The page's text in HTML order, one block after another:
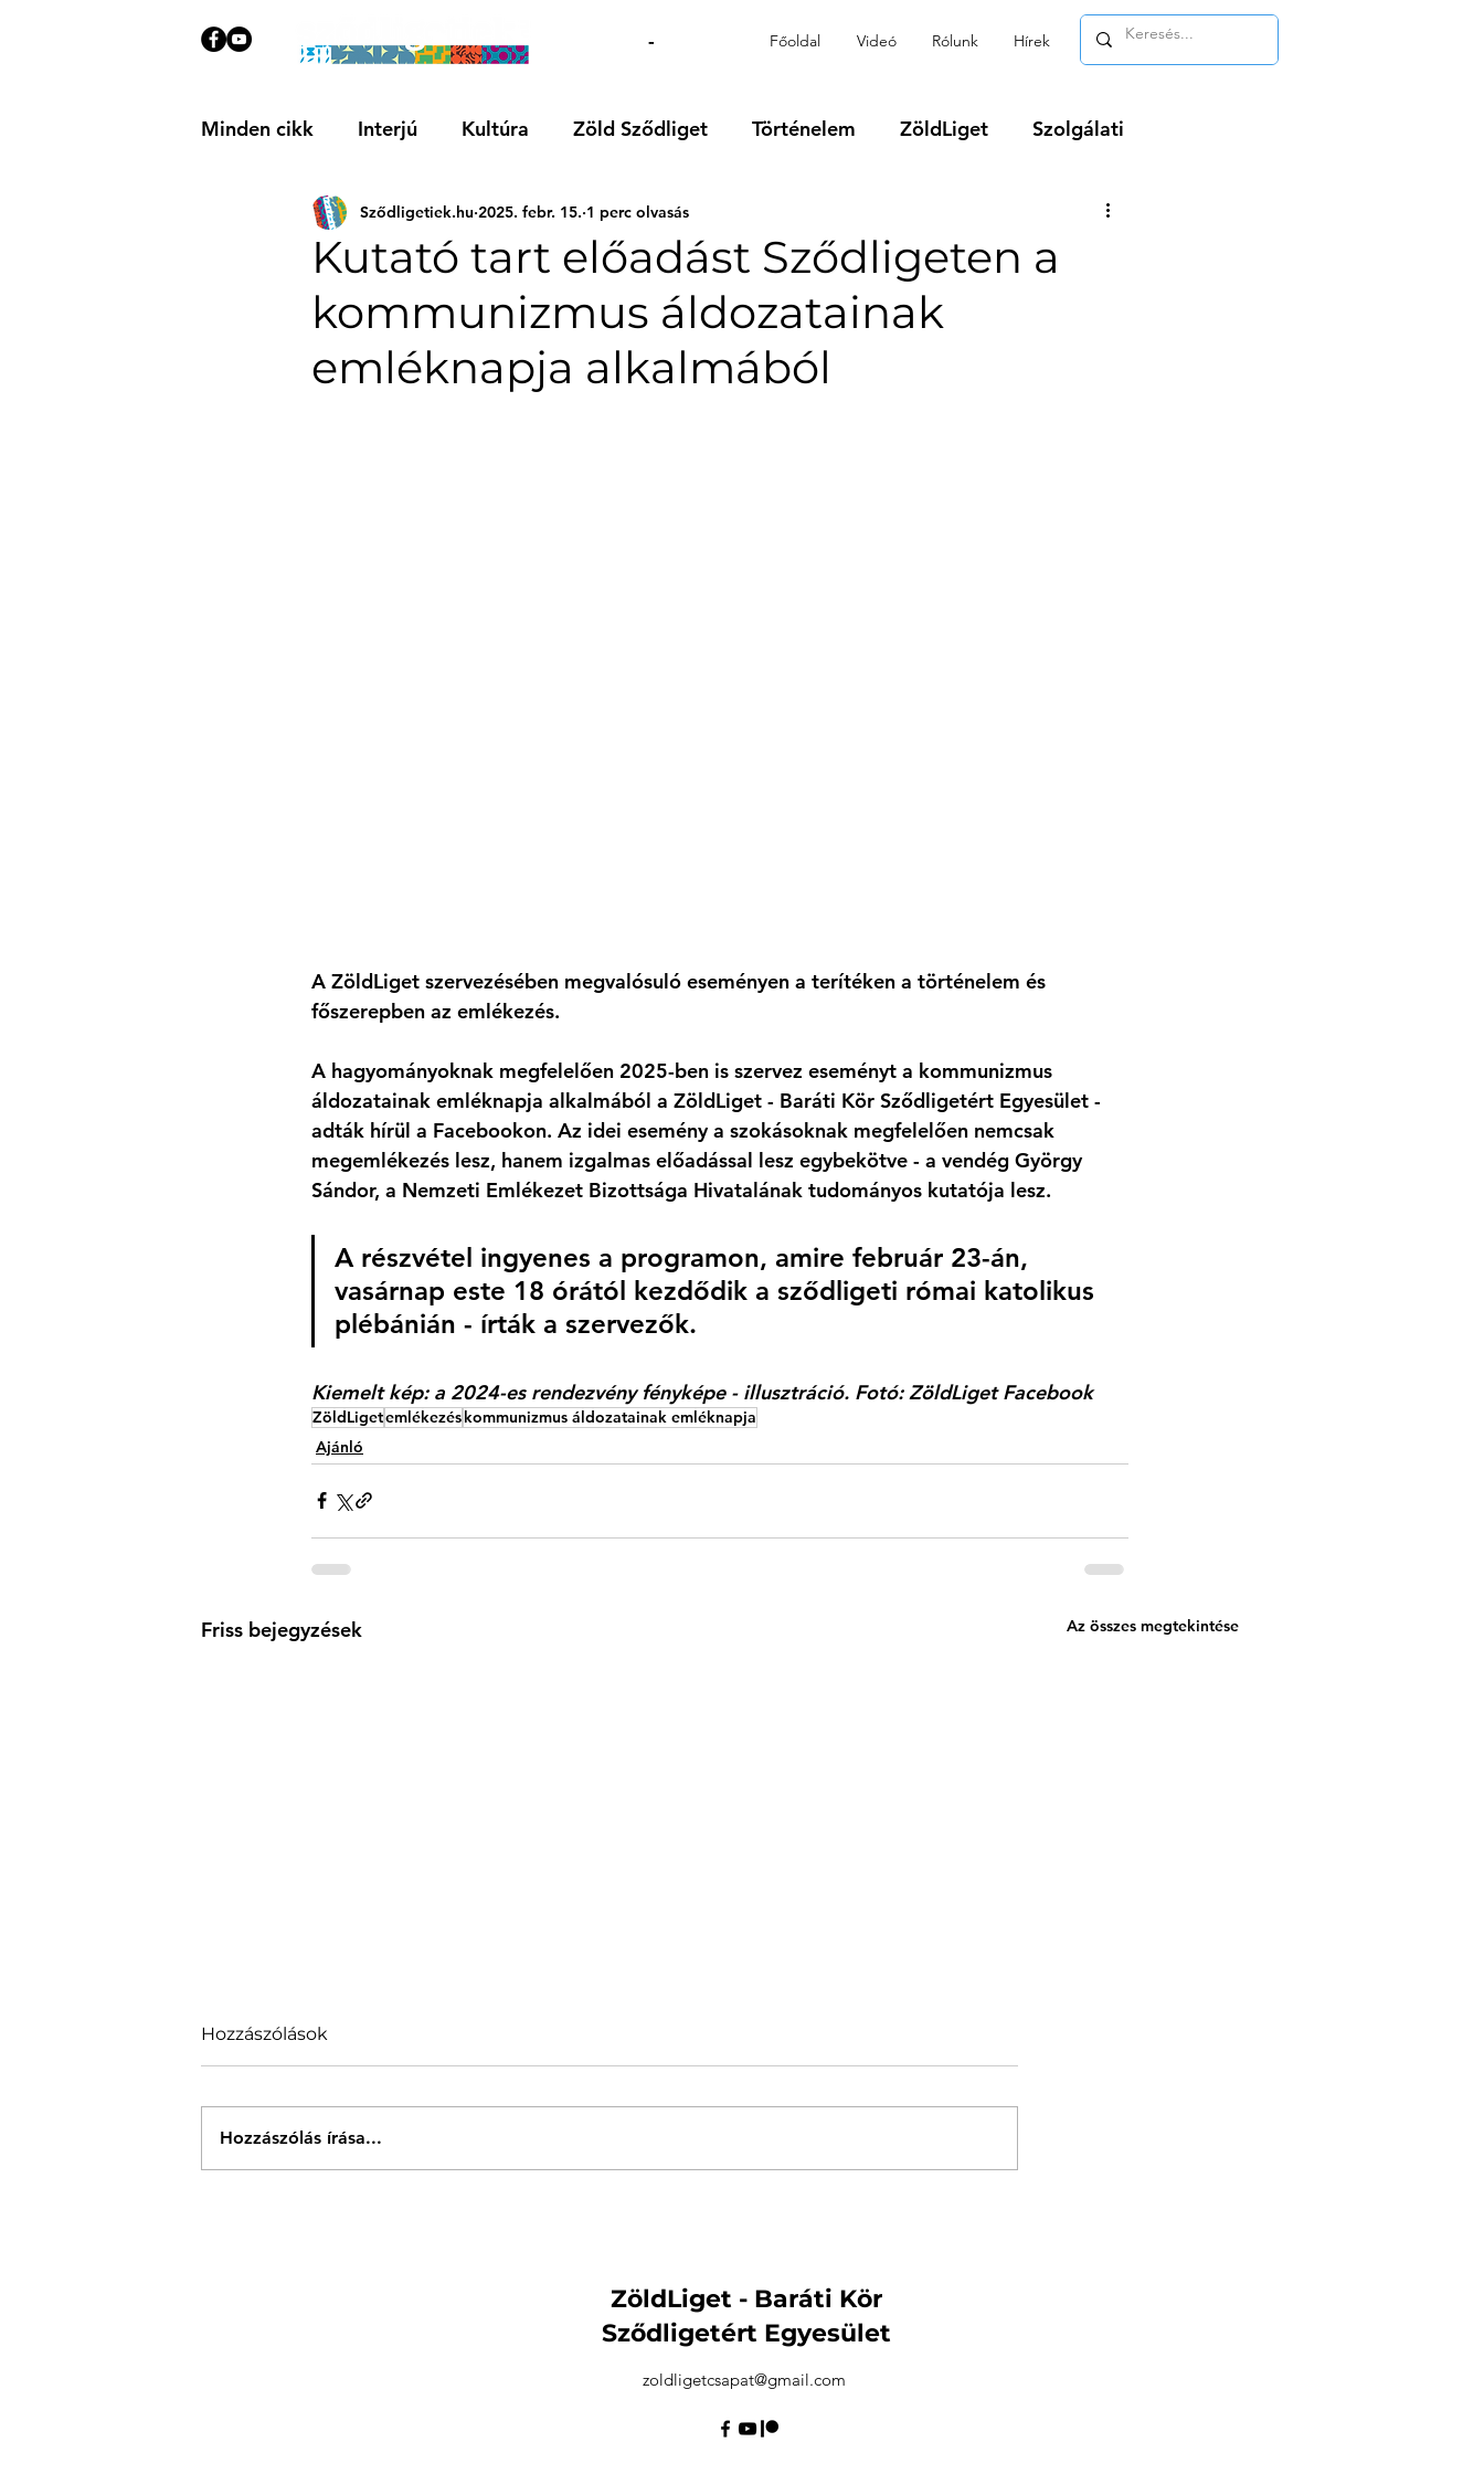
- Főoldal Videó Rólunk Hírek
Minden cikk Interjú Kultúra Zöld Sződliget Történelem ZöldLiget Szolgálati
Közösségi Ajánló Videó Régió VOKS24
Kutató tart előadást Sződligeten a
kommunizmus áldozatainak
emléknapja alkalmából
Sződligetiek.hu 2025. febr. 15. 1 perc olvasás
A ZöldLiget szervezésében megvalósuló eseményen a terítéken a történelem és
főszerepben az emlékezés.
A hagyományoknak megfelelően 2025-ben is szervez eseményt a kommunizmus
áldozatainak emléknapja alkalmából a ZöldLiget - Baráti Kör Sződligetért Egyesület -
adták hírül a Facebookon. Az idei esemény a szokásoknak megfelelően nemcsak
megemlékezés lesz, hanem izgalmas előadással lesz egybekötve - a vendég György
Sándor, a Nemzeti Emlékezet Bizottsága Hivatalának tudományos kutatója lesz.
A részvétel ingyenes a programon, amire február 23-án,
vasárnap este 18 órától kezdődik a sződligeti római katolikus
plébánián - írták a szervezők.
Kiemelt kép: a 2024-es rendezvény fényképe - illusztráció. Fotó: ZöldLiget Facebook
ZöldLigetemlékezéskommunizmus áldozatainak emléknapja
Ajánló
Friss bejegyzések Az összes megtekintése
Hozzászólások
Hozzászólás írása...
ZöldLiget - Baráti Kör
Sződligetért Egyesület
zoldligetcsapat@gmail.com